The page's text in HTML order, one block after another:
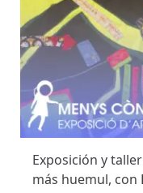
Exposición y
más huemul, con